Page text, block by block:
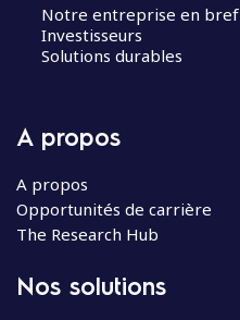
Notre entreprise en bref
Investisseurs
Solutions durables
A propos
A propos
Opportunités de carrière
The Research Hub
Nos solutions